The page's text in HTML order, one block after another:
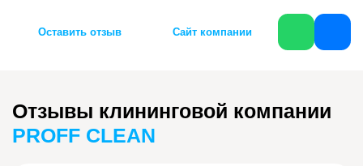
Оставить отзыв Сайт компании
Отзывы клининговой компании
PROFF CLEAN